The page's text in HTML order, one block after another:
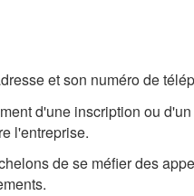
et son numéro de
d'une inscription ou
l'entreprise.
de se méfier des